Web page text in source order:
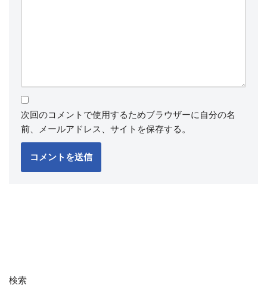
次回のコメントで使用するためブラウザーに自分の名
前、メールアドレス、サイトを保存する。
検索